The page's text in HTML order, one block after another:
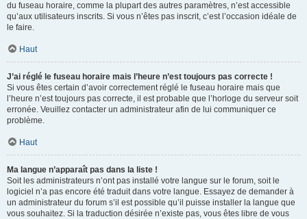
du fuseau horaire, comme la plupart des autres paramètres, n’est accessible
qu’aux utilisateurs inscrits. Si vous n’êtes pas inscrit, c’est l’occasion idéale de
le faire.
Haut
J’ai réglé le fuseau horaire mais l’heure n’est toujours pas correcte !
Si vous êtes certain d’avoir correctement réglé le fuseau horaire mais que
l’heure n’est toujours pas correcte, il est probable que l’horloge du serveur soit
erronée. Veuillez contacter un administrateur afin de lui communiquer ce
problème.
Haut
Ma langue n’apparaît pas dans la liste !
Soit les administrateurs n’ont pas installé votre langue sur le forum, soit le
logiciel n’a pas encore été traduit dans votre langue. Essayez de demander à
un administrateur du forum s’il est possible qu’il puisse installer la langue que
vous souhaitez. Si la traduction désirée n’existe pas, vous êtes libre de vous